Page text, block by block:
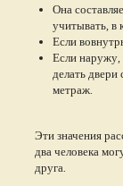
Она
учитывать, в
Если
Если наружу,
делать
метраж.
Эти значения
два человека
друга.